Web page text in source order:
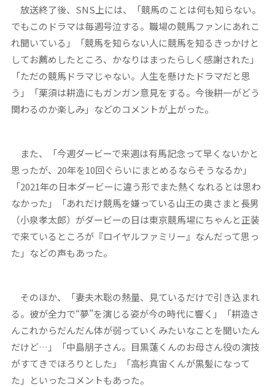
放送終了後、SNS上には、「競馬のことは何も知らない。
でもこのドラマは毎週号泣する。職場の競馬ファンにあれこ
れ聞いている」「競馬を知らない人に競馬を知るきっかけと
してお薦めしたところ、かなりはまったらしく感謝された」
「ただの競馬ドラマじゃない。人生を懸けたドラマだと思
う」「栗須は耕造にもガンガン意見をする。今後耕一がどう
関わるのか楽しみ」などのコメントが上がった。
また、「今週ダービーで来週は有馬記念って早くないかと
思ったが、20年を10回ぐらいにまとめるならそうなるか」
「2021年の日本ダービーに違う形でまた熱くなれるとは思わ
なかった」「あれだけ競馬を嫌っている山王の奥さまと長男
（小泉孝太郎）がダービーの日は東京競馬場にちゃんと正装
で来ているところが『ロイヤルファミリー』なんだって思っ
た」などの声もあった。
そのほか、「妻夫木聡の熱量、見ているだけで引き込まれ
る。彼が全力で“夢”を演じる姿が今の時代に響く」「耕造さ
んこれからだんだん体が弱っていくみたいなことを聞いたん
だけど…」「中島朋子さん。目黒蓮くんのお母さん役の演技
がすてきでほろりとした」「高杉真宙くんが黒髪になって
た」といったコメントもあった。